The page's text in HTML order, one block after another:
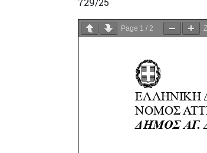
Page 1 / 2